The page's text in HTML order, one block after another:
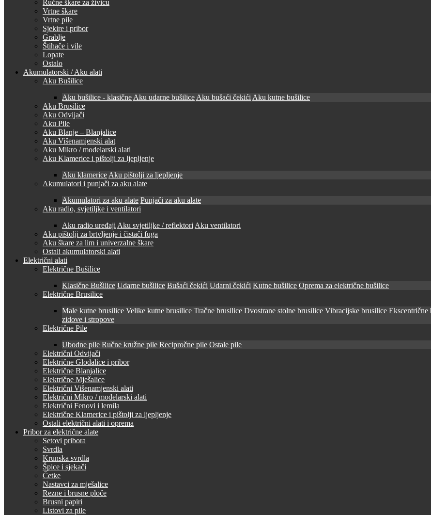
Ručne škare za živicu
Vrtne škare
Vrtne pile
Sjekire i pribor
Grablje
Štihače i vile
Lopate
Ostalo
Akumulatorski / Aku alati
Aku Bušilice
Aku bušilice - klasične Aku udarne bušilice Aku bušaći čekići Aku kutne bušilice
Aku Brusilice
Aku Odvijači
Aku Pile
Aku Blanje – Blanjalice
Aku Višenamjenski alat
Aku Mikro / modelarski alati
Aku Klamerice i pištolji za ljepljenje
Aku klamerice Aku pištolji za ljepljenje
Akumulatori i punjači za aku alate
Akumulatori za aku alate Punjači za aku alate
Aku radio, svjetiljke i ventilatori
Aku radio uređaji Aku svjetiljke / reflektori Aku ventilatori
Aku pištolji za brtvljenje i čistači fuga
Aku škare za lim i univerzalne škare
Ostali akumulatorski alati
Električni alati
Električne Bušilice
Klasične Bušilice Udarne bušilice Bušaći čekići Udarni čekići Kutne bušilice Oprema za električne bušilice
Električne Brusilice
Male kutne brusilice Velike kutne brusilice Tračne brusilice Dvostrane stolne brusilice Vibracijske brusilice Ekscentrične
zidove i stropove
Električne Pile
Ubodne pile Ručne kružne pile Recipročne pile Ostale pile
Električni Odvijači
Električne Glodalice i pribor
Električne Blanjalice
Električne Mješalice
Električni Višenamjenski alati
Električni Mikro / modelarski alati
Električni Fenovi i lemila
Električne Klamerice i pištolji za ljepljenje
Ostali električni alati i oprema
Pribor za električne alate
Setovi pribora
Svrdla
Krunska svrdla
Špice i sjekači
Četke
Nastavci za mješalice
Rezne i brusne ploče
Brusni papiri
Listovi za pile